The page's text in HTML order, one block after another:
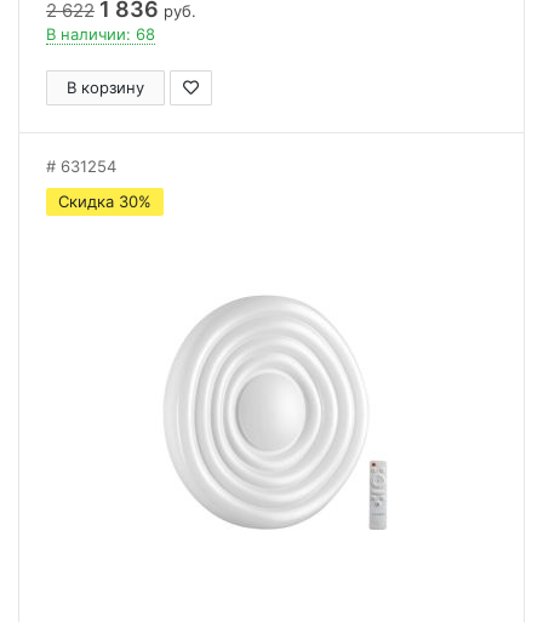
2 622 1 836 руб.
В наличии: 68
В корзину
631254
Скидка 30%